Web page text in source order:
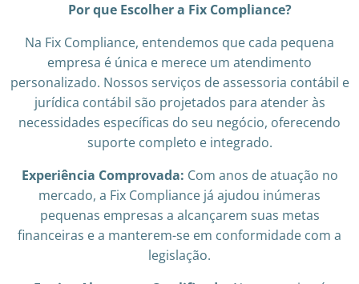
Por que Escolher a Fix Compliance?
Na Fix Compliance, entendemos que cada pequena
empresa é única e merece um atendimento
personalizado. Nossos serviços de assessoria contábil e
jurídica contábil são projetados para atender às
necessidades específicas do seu negócio, oferecendo
suporte completo e integrado.
Experiência Comprovada: Com anos de atuação no
mercado, a Fix Compliance já ajudou inúmeras
pequenas empresas a alcançarem suas metas
financeiras e a manterem-se em conformidade com a
legislação.